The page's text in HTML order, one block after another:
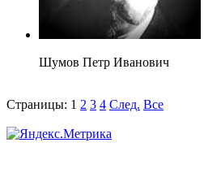
Шумов Петр Иванович
Страницы: 1 2 3 4 След. Все